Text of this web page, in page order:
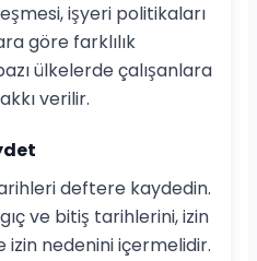
işyeri politikaları
göre farklılık
ülkelerde çalışanlara
verilir.
deftere kaydedin.
ve bitiş tarihlerini, izin
nedenini içermelidir.